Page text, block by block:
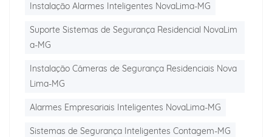
Instalação Alarmes Inteligentes NovaLima-MG
Suporte Sistemas de Segurança Residencial NovaLim
a-MG
Instalação Câmeras de Segurança Residenciais Nova
Lima-MG
Alarmes Empresariais Inteligentes NovaLima-MG
Sistemas de Segurança Inteligentes Contagem-MG